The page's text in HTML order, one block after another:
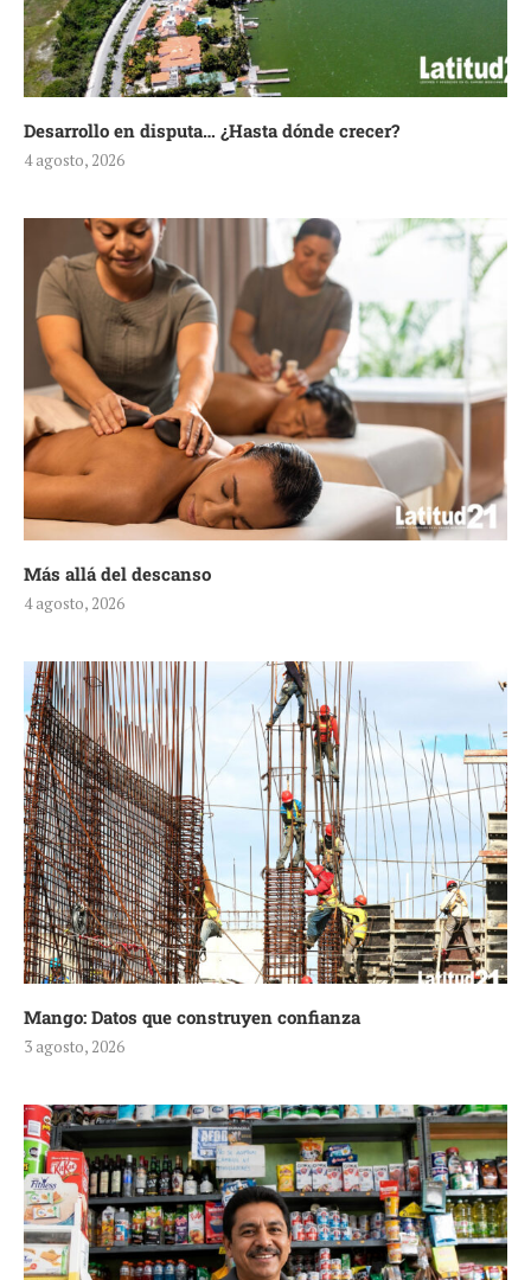
Desarrollo en disputa… ¿Hasta dónde crecer?
4 agosto, 2026
Más allá del descanso
4 agosto, 2026
Mango: Datos que construyen confianza
3 agosto, 2026